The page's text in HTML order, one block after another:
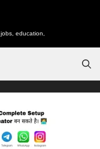
education,